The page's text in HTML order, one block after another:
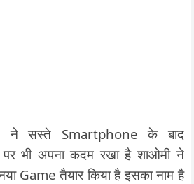
ने सस्ते Smartphone के बाद
भी अपना कदम रखा है शाओमी ने
Game तैयार किया है इसका नाम है